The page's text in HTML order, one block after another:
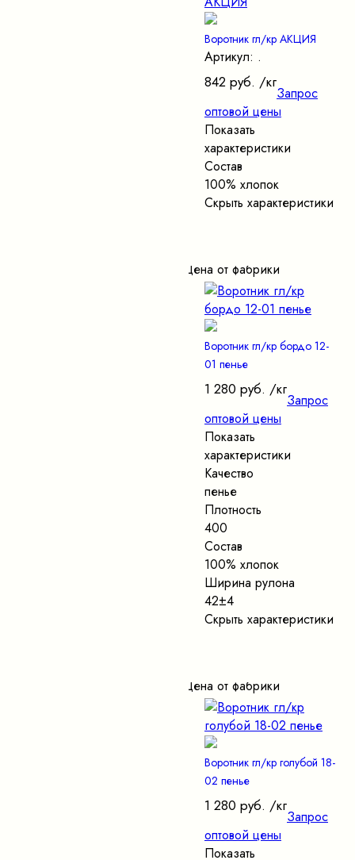
Воротник гл/кр АКЦИЯ
Артикул: .
842 руб. /кг
Запрос
оптовой цены
Показать
характеристики
Состав
100% хлопок
Скрыть характеристики
Цена от фабрики
Воротник гл/кр бордо 12-
01 пенье
1 280 руб. /кг
Запрос
оптовой цены
Показать
характеристики
Качество
пенье
Плотность
400
Состав
100% хлопок
Ширина рулона
42±4
Скрыть характеристики
Цена от фабрики
Воротник гл/кр голубой 18-
02 пенье
1 280 руб. /кг
Запрос
оптовой цены
Показать